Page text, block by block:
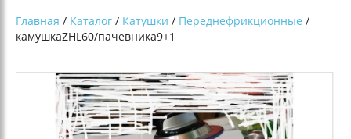
Главная / Каталог / Катушки / Переднефрикционные /
камушкаZHL60/пачевника9+1